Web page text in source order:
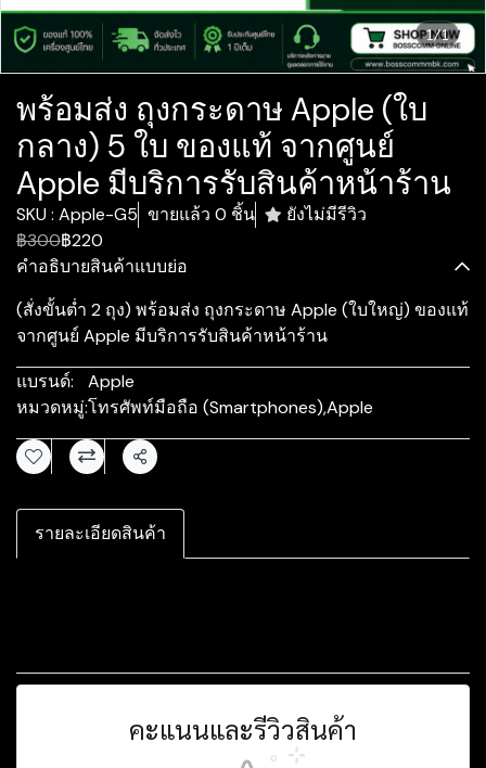
1/1
พร้อมส่ง ถุงกระดาษ Apple (ใบ
กลาง) 5 ใบ ของแท้ จากศูนย์
Apple มีบริการรับสินค้าหน้าร้าน
SKU : Apple-G5 ขายแล้ว 0 ชิ้น
ยังไม่มีรีวิว
฿300฿220
คำอธิบายสินค้าแบบย่อ
(สั่งขั้นต่ำ 2 ถุง) พร้อมส่ง ถุงกระดาษ Apple (ใบใหญ่) ของแท้
จากศูนย์ Apple มีบริการรับสินค้าหน้าร้าน
แบรนด์:
Apple
หมวดหมู่:โทรศัพท์มือถือ (Smartphones),Apple
แชร์
รายละเอียดสินค้า
คะแนนและรีวิวสินค้า